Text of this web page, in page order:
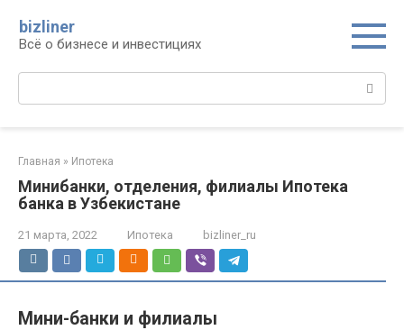
контенту
bizliner
Всё о бизнесе и инвестициях
Поиск:
Главная » Ипотека
Минибанки, отделения, филиалы Ипотека
банка в Узбекистане
21 марта, 2022 Ипотека bizliner_ru
Мини-банки и филиалы